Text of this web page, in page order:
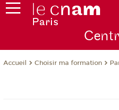
Accueil Choisir ma formation